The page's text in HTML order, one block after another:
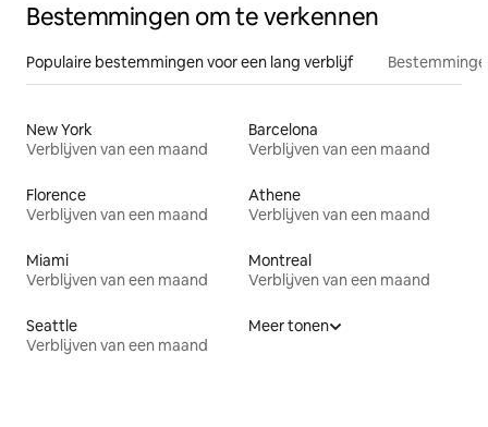
Bestemmingen om te verkennen
Populaire bestemmingen voor een lang verblijf
New York
Verblijven van een maand
Barcelona
Verblijven van een maand
Florence
Verblijven van een maand
Athene
Verblijven van een maand
Miami
Verblijven van een maand
Montreal
Verblijven van een maand
Seattle
Verblijven van een maand
Meer tonen